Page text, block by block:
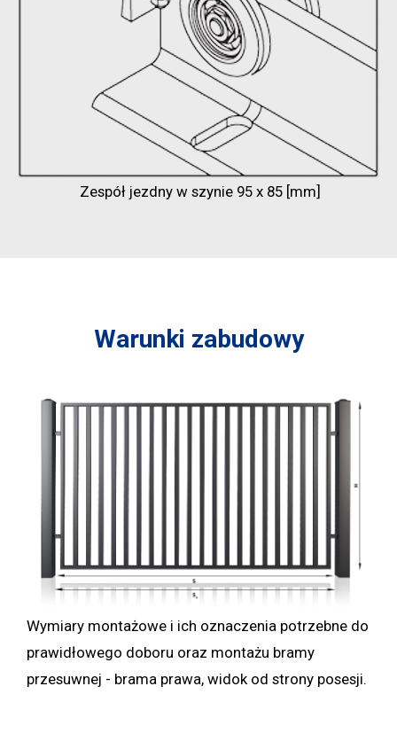
Zespół jezdny w szynie 95 x 85 [mm]
Warunki zabudowy
Wymiary montażowe i ich oznaczenia potrzebne do
prawidłowego doboru oraz montażu bramy
przesuwnej - brama prawa, widok od strony posesji.